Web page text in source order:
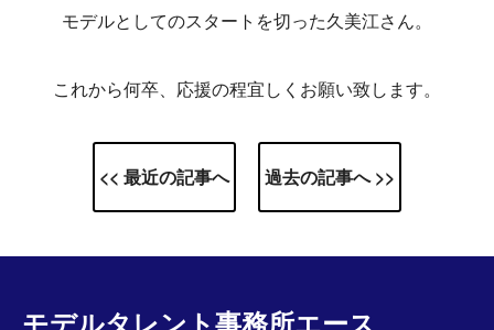
モデルとしてのスタートを切った久美江さん。
これから何卒、応援の程宜しくお願い致します。
<< 最近の記事へ 過去の記事へ >>
モデルタレント事務所エース